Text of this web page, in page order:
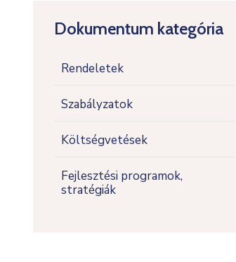
Dokumentum kategória
Rendeletek
Szabályzatok
Költségvetések
Fejlesztési programok,
stratégiák